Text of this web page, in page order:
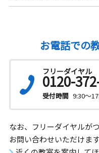
お電話での
フリーダイヤル
0120-
受付時間 9:30～
なお、フリーダイヤルが
お問い合わせいただけます